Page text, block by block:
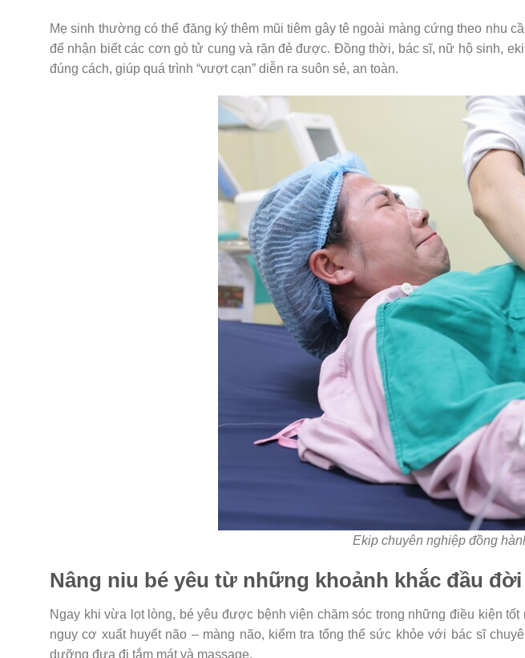
Mẹ sinh thường có thể đăng ký thêm mũi tiêm gây tê ngoài màng cứng theo nhu
để nhận biết các cơn gò tử cung và rặn đẻ được. Đồng thời, bác sĩ, nữ hộ sinh,
đúng cách, giúp quá trình “vượt cạn” diễn ra suôn sẻ, an toàn.
Ekip chuyên nghiệp đồng
Nâng niu bé yêu từ những khoảnh khắc đầu đời
Ngay khi vừa lọt lòng, bé yêu được bệnh viện chăm sóc trong những điều kiện
nguy cơ xuất huyết não – màng não, kiểm tra tổng thể sức khỏe với bác sĩ
dưỡng đưa đi tắm mát và massage.